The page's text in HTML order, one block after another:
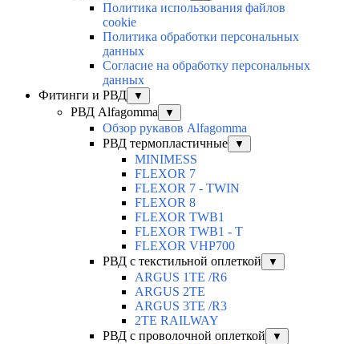
Политика использования файлов
cookie
Политика обработки персональных
данных
Согласие на обработку персональных
данных
Фитинги и РВД
▼
РВД Alfagomma ▼
Обзор рукавов Alfagomma
РВД термопластичные
▼
MINIMESS
FLEXOR 7
FLEXOR 7 - TWIN
FLEXOR 8
FLEXOR TWB1
FLEXOR TWB1 - T
FLEXOR VHP700
РВД с текстильной оплеткой
▼
ARGUS 1TE /R6
ARGUS 2TЕ
ARGUS 3TE /R3
2TE RAILWAY
РВД с проволочной оплеткой
▼